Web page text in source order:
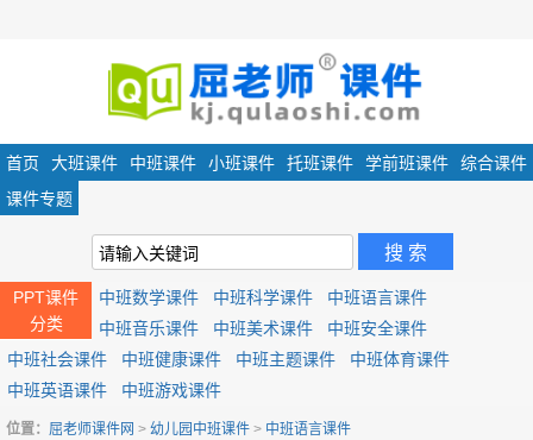
首页 大班课件 中班课件 小班课件 托班课件 学前班课件
综合课件
课件专题
PPT课件
分类
中班数学课件 中班科学课件
中班语言课件
中班音乐课件
中班美术课件
中班安全课件
中班社会课件
中班健康课件 中班主题课件
中班体育课件
中班英语课件
中班游戏课件
位置： 屈老师课件网 > 幼儿园中班课件 > 中班语言课件